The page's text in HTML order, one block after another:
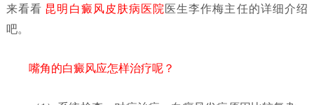
来看看 昆明白癜风皮肤病医院 医生李作梅主任的详细介绍
吧。
嘴角的白癜风应怎样治疗呢？